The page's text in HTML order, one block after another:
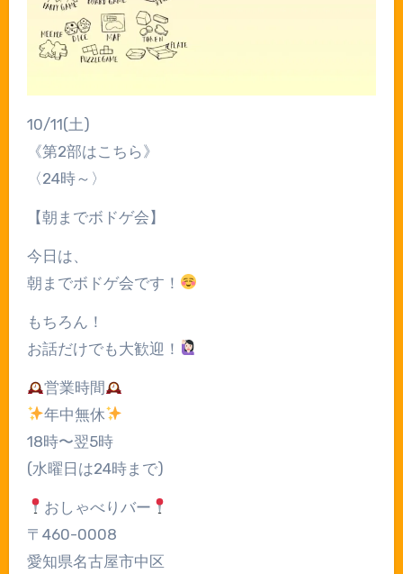
10/11(土)
《第2部はこちら》
〈24時～〉
【朝までボドゲ会】
今日は、
朝までボドゲ会です！
もちろん！
お話だけでも大歓迎！
営業時間
年中無休
18時〜翌5時
(水曜日は24時まで)
おしゃべりバー
〒460-0008
愛知県名古屋市中区